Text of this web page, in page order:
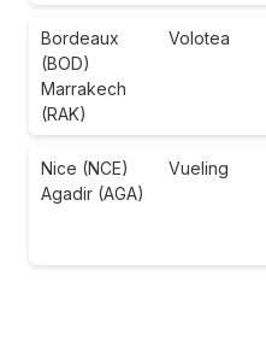
Bordeaux
(BOD)
Marrakech
(RAK)
Volotea
Nice (NCE)
Agadir (AGA)
Vueling